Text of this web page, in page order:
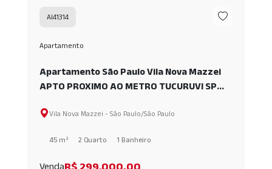
AI41314
Apartamento
Apartamento São Paulo Vila Nova Mazzei
APTO PROXIMO AO METRO TUCURUVI SP
Vila Nova Mazzei - São Paulo/São Paulo
45 m² 2 Quarto 1 Banheiro
VendaR$ 299.000,00